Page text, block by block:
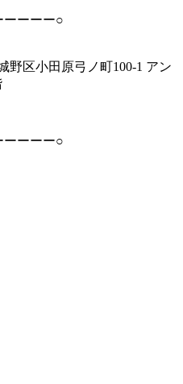
ーーーー○
野区小田原弓ノ町100-1 アン
ーーーー○